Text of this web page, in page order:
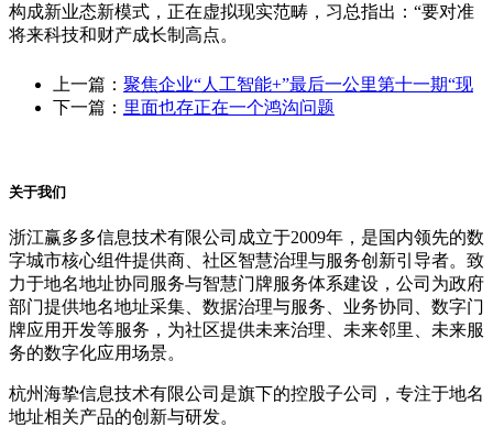
构成新业态新模式，正在虚拟现实范畴，习总指出：“要对准
将来科技和财产成长制高点。
上一篇： 聚焦企业“人工智能+”最后一公里第十一期“现
下一篇： 里面也存正在一个鸿沟问题
关于我们
浙江赢多多信息技术有限公司成立于2009年，是国内领先的数
字城市核心组件提供商、社区智慧治理与服务创新引导者。致
力于地名地址协同服务与智慧门牌服务体系建设，公司为政府
部门提供地名地址采集、数据治理与服务、业务协同、数字门
牌应用开发等服务，为社区提供未来治理、未来邻里、未来服
务的数字化应用场景。
杭州海挚信息技术有限公司是旗下的控股子公司，专注于地名
地址相关产品的创新与研发。